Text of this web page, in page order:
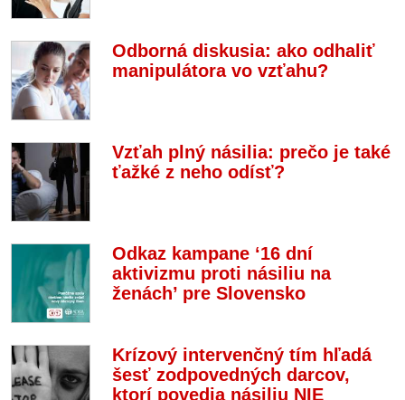
Odborná diskusia: ako odhaliť
manipulátora vo vzťahu?
Vzťah plný násilia: prečo je také
ťažké z neho odísť?
Odkaz kampane ‘16 dní
aktivizmu proti násiliu na
ženách’ pre Slovensko
Krízový intervenčný tím hľadá
šesť zodpovedných darcov,
ktorí povedia násiliu NIE